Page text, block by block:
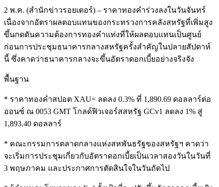
2 พ.ค. (สำนักข่าวรอยเตอร์) – ราคาทองคำร่วงลงในวันจันทร์
เนื่องจากอัตราผลตอบแทนของกระทรวงการคลังสหรัฐที่เพิ่มสูง
ขึ้นกดดันความต้องการทองคำแท่งที่ให้ผลตอบแทนเป็นศูนย์
ก่อนการประชุมธนาคารกลางสหรัฐครั้งสำคัญในปลายสัปดาห์
นี้ ซึ่งคาดว่าธนาคารกลางจะขึ้นอัตราดอกเบี้ยอย่างจริงจัง
พื้นฐาน
* ราคาทองคำสปอต XAU= ลดลง 0.3% ที่ 1,890.69 ดอลลาร์ต่อ
ออนซ์ ณ 0053 GMT โกลด์ฟิวเจอร์สสหรัฐ GCv1 ลดลง 1% สู่
1,893.40 ดอลลาร์
* คณะกรรมการตลาดกลางแห่งสหพันธรัฐของสหรัฐฯ คาดว่า
จะเริ่มการประชุมเกี่ยวกับอัตราดอกเบี้ยเป็นเวลาสองวันในวันที่
3 พฤษภาคม และประกาศการตัดสินใจในวันถัดไป